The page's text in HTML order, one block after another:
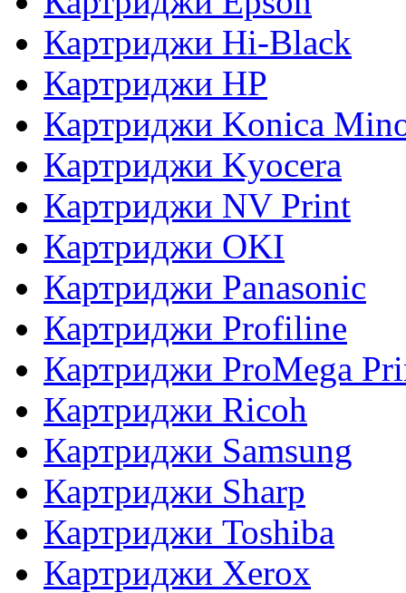
Картриджи Hi-Black
Картриджи HP
Картриджи Konica
Картриджи Kyocera
Картриджи NV Print
Картриджи OKI
Картриджи Panasonic
Картриджи Profiline
Картриджи ProMega
Картриджи Ricoh
Картриджи Samsung
Картриджи Sharp
Картриджи Toshiba
Картриджи Xerox